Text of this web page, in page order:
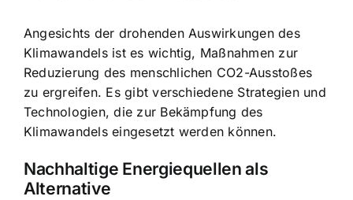
Angesichts der drohenden Auswirkungen des
Klimawandels ist es wichtig, Maßnahmen zur
Reduzierung des menschlichen CO2-Ausstoßes
zu ergreifen. Es gibt verschiedene Strategien und
Technologien, die zur Bekämpfung des
Klimawandels eingesetzt werden können.
Nachhaltige Energiequellen als
Alternative